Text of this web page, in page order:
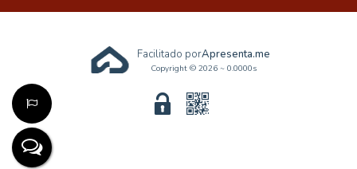
Facilitado porApresenta.me
Copyright © 2026 ~ 0.0000s